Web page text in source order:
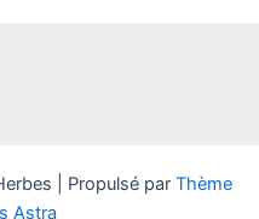
| Propulsé par Thème
Astra